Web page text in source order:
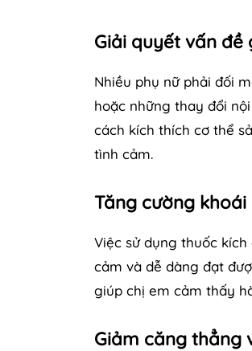
Giải quyết vấn
Nhiều phụ nữ phải đối
hoặc những thay đổi
cách kích thích cơ thể
tình cảm.
Tăng cường
Việc sử dụng thuốc
cảm và dễ dàng đạt
giúp chị em cảm thấy
Giảm căng thẳng